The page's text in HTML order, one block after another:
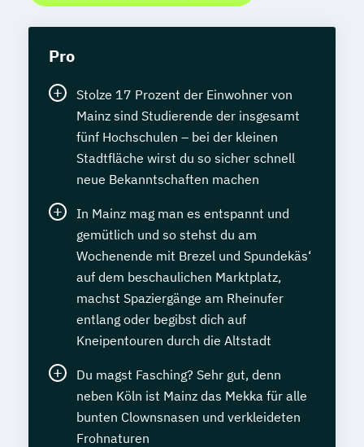
Pro
Stolze 17 Prozent der Einwohner von
Mainz sind Studierende der insgesamt
fünf Hochschulen – bei der kleinen
Stadtfläche wirst du so sicher schnell
neue Bekanntschaften machen
In Mainz mag man es entspannt und
gemütlich und so stehst du am
Wochenende mit Brezel und Spundekäs‘
auf dem beschaulichen Marktplatz,
machst Spaziergänge am Rheinufer
entlang oder begibst dich auf
Kneipentouren durch die Altstadt
Du magst Fasching? Sehr gut, denn
neben Köln ist Mainz das Mekka für alle
bunten Clownsnasen und verkleideten
Frohnaturen